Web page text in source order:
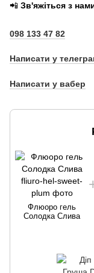
📲 Зв'яжіться з
098 133 47 82
Написати у
Написати у вабер
Флюоро гель
Солодка Слива